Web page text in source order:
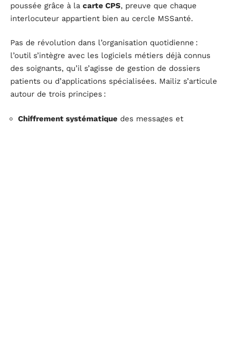
poussée grâce à la carte CPS, preuve que chaque
interlocuteur appartient bien au cercle MSSanté.
Pas de révolution dans l’organisation quotidienne :
l’outil s’intègre avec les logiciels métiers déjà connus
des soignants, qu’il s’agisse de gestion de dossiers
patients ou d’applications spécialisées. Mailiz s’articule
autour de trois principes :
Chiffrement systématique des messages et